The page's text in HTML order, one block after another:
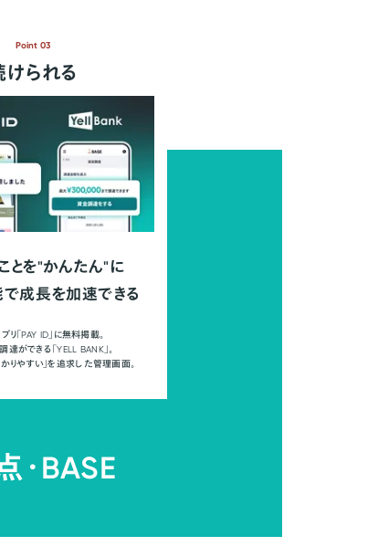
Point 03
けられる
とを"かんたん"に
成長を加速できる
リ「PAY ID」に無料掲載。
ができる「YELL BANK」。
かりやすい」を追求した管理画面。
・BASE